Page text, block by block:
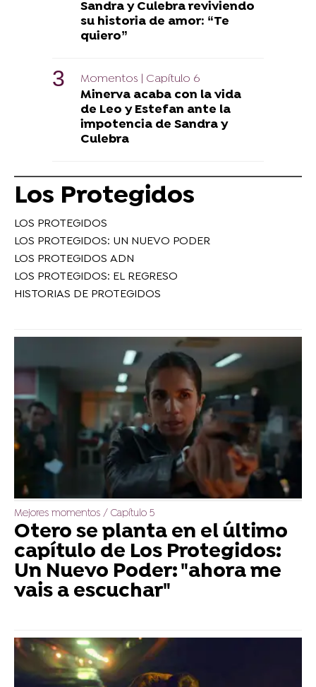
Sandra y Culebra reviviendo
su historia de amor: “Te
quiero”
Momentos | Capítulo 6
Minerva acaba con la vida
de Leo y Estefan ante la
impotencia de Sandra y
Culebra
Los Protegidos
LOS PROTEGIDOS
LOS PROTEGIDOS: UN NUEVO PODER
LOS PROTEGIDOS ADN
LOS PROTEGIDOS: EL REGRESO
HISTORIAS DE PROTEGIDOS
Mejores momentos / Capítulo 5
Otero se planta en el último
capítulo de Los Protegidos:
Un Nuevo Poder: "ahora me
vais a escuchar"